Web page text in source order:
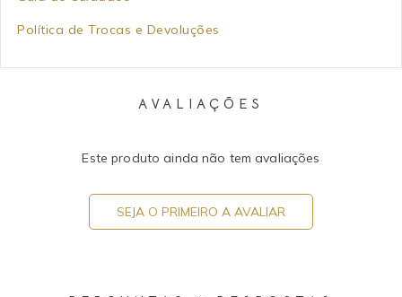
Política de Trocas e Devoluções
AVALIAÇÕES
Este produto ainda não tem avaliações
SEJA O PRIMEIRO A AVALIAR